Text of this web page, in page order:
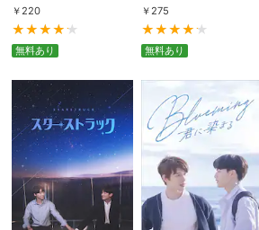
￥ 220
無料あり
￥ 275
無料あり